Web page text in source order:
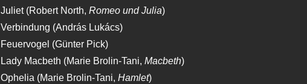
Juliet (Robert North, Romeo und Julia)
Verbindung (András Lukács)
Feuervogel (Günter Pick)
Lady Macbeth (Marie Brolin-Tani, Macbeth)
Ophelia (Marie Brolin-Tani, Hamlet)